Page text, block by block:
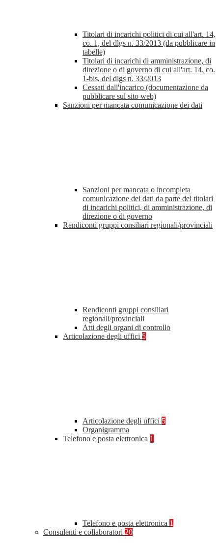
Titolari di incarichi politici di cui all'art. 14,
co. 1, del dlgs n. 33/2013 (da pubblicare in
tabelle)
Titolari di incarichi di amministrazione, di
direzione o di governo di cui all'art. 14, co.
1-bis, del dlgs n. 33/2013
Cessati dall'incarico (documentazione da
pubblicare sul sito web)
Sanzioni per mancata comunicazione dei dati
Sanzioni per mancata o incompleta
comunicazione dei dati da parte dei titolari
di incarichi politici, di amministrazione, di
direzione o di governo
Rendiconti gruppi consiliari regionali/provinciali
Rendiconti gruppi consiliari
regionali/provinciali
Atti degli organi di controllo
Articolazione degli uffici 5
Articolazione degli uffici 5
Organigramma
Telefono e posta elettronica 1
Telefono e posta elettronica 1
Consulenti e collaboratori 20